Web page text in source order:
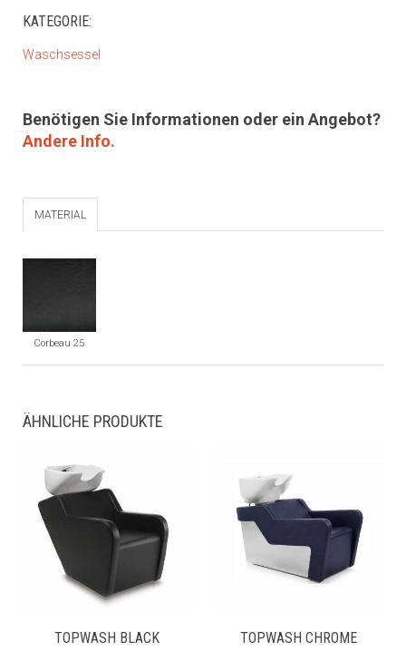
KATEGORIE:
Waschsessel
Benötigen Sie Informationen oder ein Angebot?
Andere Info.
MATERIAL
Corbeau 25
ÄHNLICHE PRODUKTE
TOPWASH BLACK TOPWASH CHROME